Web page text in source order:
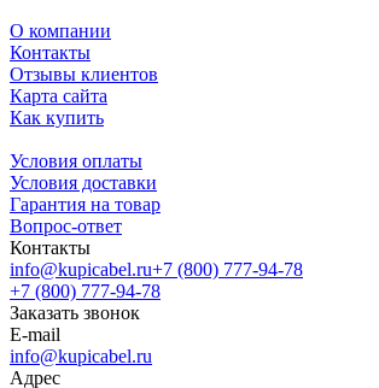
О компании
Контакты
Отзывы клиентов
Карта сайта
Как купить
Условия оплаты
Условия доставки
Гарантия на товар
Вопрос-ответ
Контакты
info@kupicabel.ru+7 (800) 777-94-78
+7 (800) 777-94-78
Заказать звонок
E-mail
info@kupicabel.ru
Адрес